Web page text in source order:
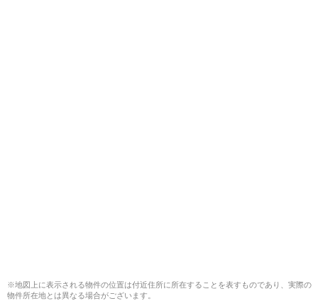
※地図上に表示される物件の位置は付近住所に所在することを表すものであり、実際の
物件所在地とは異なる場合がございます。